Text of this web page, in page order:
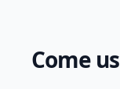
Come